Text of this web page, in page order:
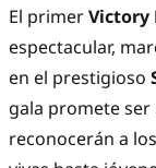
El primerVictory
espectacular,
en el prestigioso
gala promete ser
reconocerán a